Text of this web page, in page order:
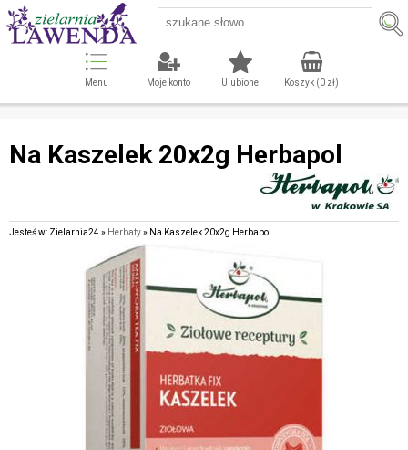
Menu Moje konto Ulubione Koszyk (0zł)
Na Kaszelek 20x2g Herbapol
Jesteś w: Zielarnia24 » Herbaty» Na Kaszelek 20x2g Herbapol